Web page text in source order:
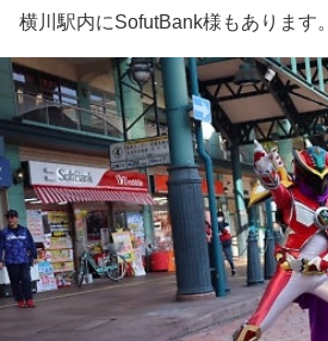
横川駅内にSofutBank様もあります。